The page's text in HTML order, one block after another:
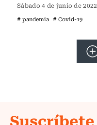
Sábado 4 de junio de 2022
# pandemia # Covid-19